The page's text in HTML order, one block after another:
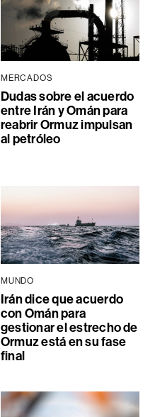
MERCADOS
Dudas sobre el acuerdo
entre Irán y Omán para
reabrir Ormuz impulsan
al petróleo
MUNDO
Irán dice que acuerdo
con Omán para
gestionar el estrecho de
Ormuz está en su fase
final